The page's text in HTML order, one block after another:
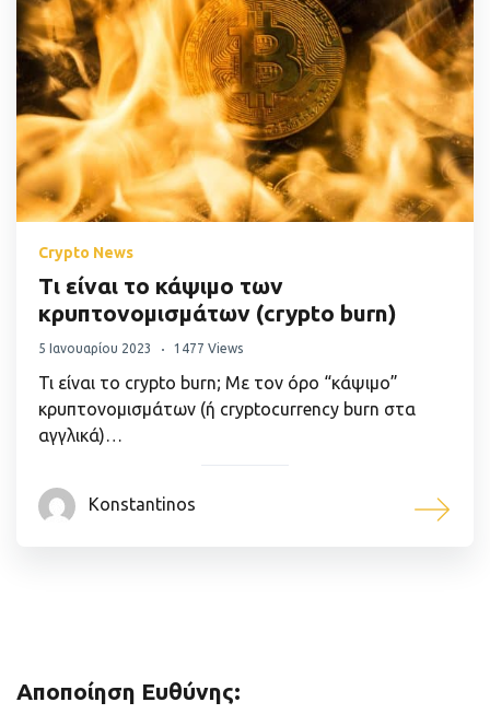
Crypto News
Τι είναι το κάψιμο των
κρυπτονομισμάτων (crypto burn)
5 Ιανουαρίου 2023 1477 Views
Τι είναι το crypto burn; Με τον όρο “κάψιμο”
κρυπτονομισμάτων (ή cryptocurrency burn στα
αγγλικά)…
Konstantinos
Αποποίηση Ευθύνης: